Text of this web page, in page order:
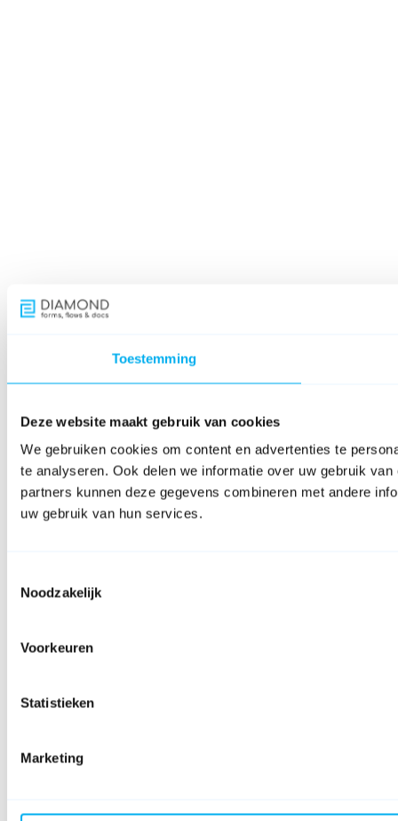
Toestemming
Deze website maakt gebruik van cookies
We gebruiken cookies om content en advertenties te
te analyseren. Ook delen we informatie over uw gebruik
partners kunnen deze gegevens combineren met andere
uw gebruik van hun services.
Noodzakelijk
Voorkeuren
Statistieken
Marketing